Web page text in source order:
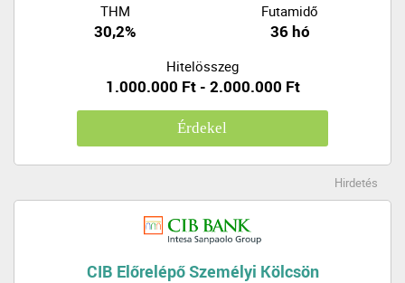
THM
30,2%
Futamidő
36 hó
Hitelösszeg
1.000.000 Ft - 2.000.000 Ft
Érdekel
Hirdetés
CIB Előrelépő Személyi Kölcsön